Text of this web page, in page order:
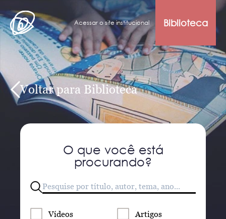
Acessar o site institucional Biblioteca
Voltar para Biblioteca
O que você está
procurando?
Vídeos Artigos